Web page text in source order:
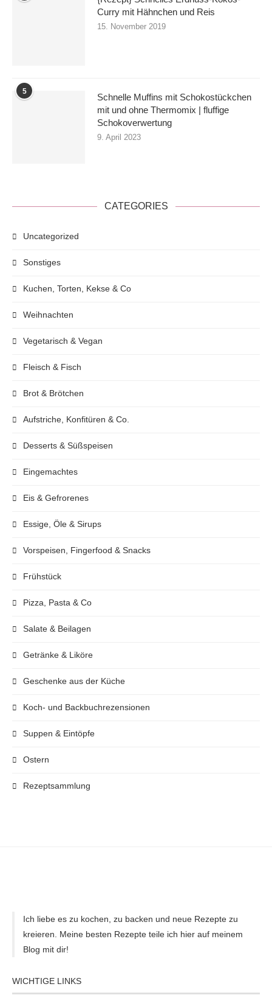
Curry mit Hähnchen und Reis
15. November 2019
5
Schnelle Muffins mit Schokostückchen
mit und ohne Thermomix | fluffige
Schokoverwertung
9. April 2023
CATEGORIES
Uncategorized
Sonstiges
Kuchen, Torten, Kekse & Co
Weihnachten
Vegetarisch & Vegan
Fleisch & Fisch
Brot & Brötchen
Aufstriche, Konfitüren & Co.
Desserts & Süßspeisen
Eingemachtes
Eis & Gefrorenes
Essige, Öle & Sirups
Vorspeisen, Fingerfood & Snacks
Frühstück
Pizza, Pasta & Co
Salate & Beilagen
Getränke & Liköre
Geschenke aus der Küche
Koch- und Backbuchrezensionen
Suppen & Eintöpfe
Ostern
Rezeptsammlung
Ich liebe es zu kochen, zu backen und neue Rezepte zu
kreieren. Meine besten Rezepte teile ich hier auf meinem
Blog mit dir!
WICHTIGE LINKS